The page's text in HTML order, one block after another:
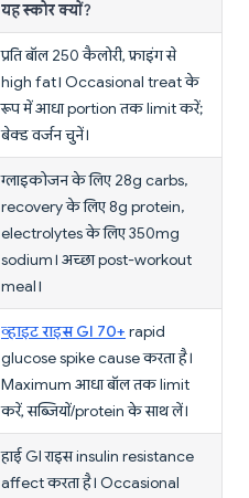
यह स्कोर क्यों?
प्रति बॉल 250 कैलोरी, फ्राइंग से
high fat। Occasional treat के
रूप में आधा portion तक limit करें;
बेक्ड वर्जन चुनें।
ग्लाइकोजन के लिए 28g carbs,
recovery के लिए 8g protein,
electrolytes के लिए 350mg
sodium। अच्छा post-workout
meal।
व्हाइट राइस GI 70+ rapid
glucose spike cause करता है।
Maximum आधा बॉल तक limit
करें, सब्जियों/protein के साथ लें।
हाई GI राइस insulin resistance
affect करता है। Occasional